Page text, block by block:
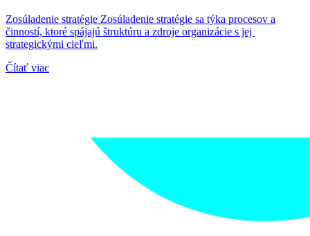
Zosúladenie stratégie Zosúladenie stratégie sa týka procesov a
činností, ktoré spájajú štruktúru a zdroje organizácie s jej
strategickými cieľmi.
Čítať viac